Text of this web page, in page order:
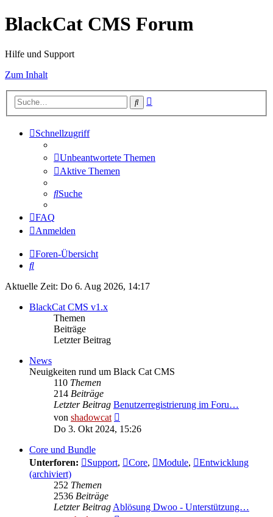
BlackCat CMS Forum
Hilfe und Support
Zum Inhalt
Suche
Schnellzugriff
Unbeantwortete Themen
Aktive Themen
Suche
FAQ
Anmelden
Foren-Übersicht
Suche
Aktuelle Zeit: Do 6. Aug 2026, 14:17
BlackCat CMS v1.x
Themen
Beiträge
Letzter Beitrag
News
Neuigkeiten rund um Black Cat CMS
110 Themen
214 Beiträge
Letzter Beitrag Benutzerregistrierung im Foru…
von shadowcat
Beitrag
Do 3. Okt 2024, 15:26
Core und Bundle
Unterforen:
Support, Core, Module,
Entwicklung
(archiviert)
252 Themen
2536 Beiträge
Letzter BeitragAblösung Dwoo - Unterstützung…